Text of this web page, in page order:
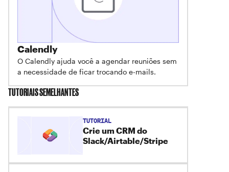
Calendly
O Calendly ajuda você a agendar reuniões sem
a necessidade de ficar trocando e-mails.
TUTORIAIS SEMELHANTES
TUTORIAL
Crie um CRM do
Slack/Airtable/Stripe